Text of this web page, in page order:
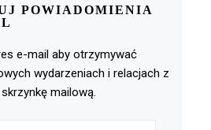
POWIADOMIENIA
e-mail aby otrzymywać
wydarzeniach i relacjach z
mailową.